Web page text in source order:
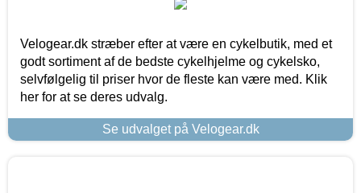
Velogear.dk stræber efter at være en cykelbutik, med et
godt sortiment af de bedste cykelhjelme og cykelsko,
selvfølgelig til priser hvor de fleste kan være med. Klik
her for at se deres udvalg.
Se udvalget på Velogear.dk